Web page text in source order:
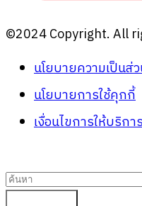
©2024 Copyright. All
นโยบายความเป็นส่
นโยบายการใช้คุกกี้
เงื่อนไขการให้บริกา
ค้นหา